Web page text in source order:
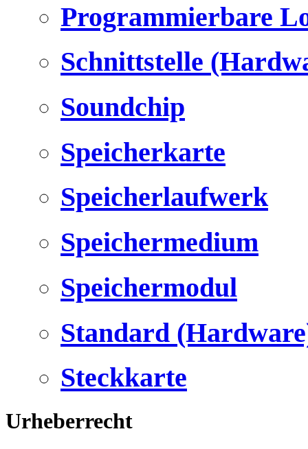
Programmierbare
Schnittstelle
Soundchip
Speicherkarte
Speicherlaufwerk
Speichermedium
Speichermodul
Standard
Steckkarte
Urheberrecht